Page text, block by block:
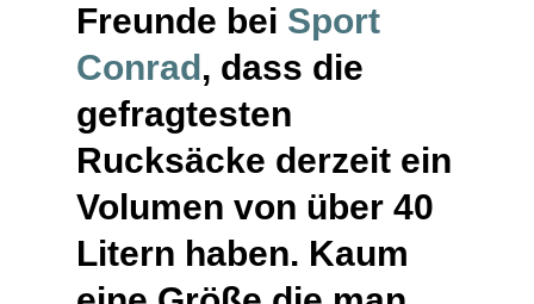
Freunde bei Sport
Conrad, dass die
gefragtesten
Rucksäcke derzeit ein
Volumen von über 40
Litern haben. Kaum